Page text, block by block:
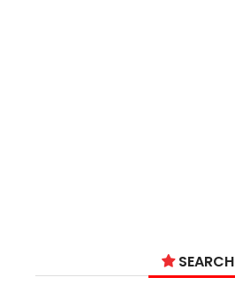
SEARCH